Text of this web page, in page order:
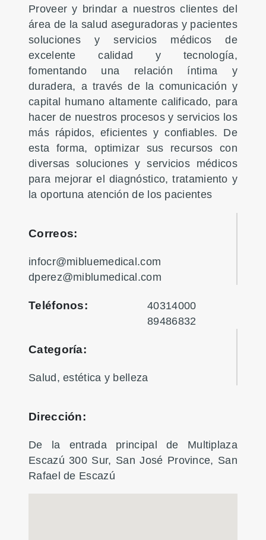
Proveer y brindar a nuestros clientes del
área de la salud aseguradoras y pacientes
soluciones y servicios médicos de
excelente calidad y tecnología,
fomentando una relación íntima y
duradera, a través de la comunicación y
capital humano altamente calificado, para
hacer de nuestros procesos y servicios los
más rápidos, eficientes y confiables. De
esta forma, optimizar sus recursos con
diversas soluciones y servicios médicos
para mejorar el diagnóstico, tratamiento y
la oportuna atención de los pacientes
Correos:
infocr@mibluemedical.com
dperez@miblumedical.com
Teléfonos:
40314000
89486832
Categoría:
Salud, estética y belleza
Dirección:
De la entrada principal de Multiplaza
Escazú 300 Sur, San José Province, San
Rafael de Escazú